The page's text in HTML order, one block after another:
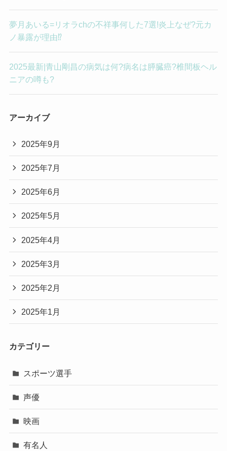
夢月あいる=リオラchの不祥事何した7選!炎上なぜ?元カ
ノ暴露が理由⁉︎
2025最新|青山剛昌の病気は何?病名は膵臓癌?椎間板ヘル
ニアの噂も?
アーカイブ
2025年9月
2025年7月
2025年6月
2025年5月
2025年4月
2025年3月
2025年2月
2025年1月
カテゴリー
スポーツ選手
声優
映画
有名人